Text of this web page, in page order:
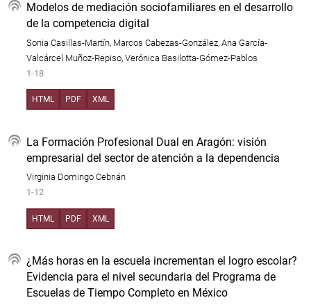
Modelos de mediación sociofamiliares en el desarrollo
de la competencia digital
Sonia Casillas-Martín, Marcos Cabezas-González, Ana García-
Valcárcel Muñoz-Repiso, Verónica Basilotta-Gómez-Pablos
1-18
HTML PDF XML
La Formación Profesional Dual en Aragón: visión
empresarial del sector de atención a la dependencia
Virginia Domingo Cebrián
1-12
HTML PDF XML
¿Más horas en la escuela incrementan el logro escolar?
Evidencia para el nivel secundaria del Programa de
Escuelas de Tiempo Completo en México